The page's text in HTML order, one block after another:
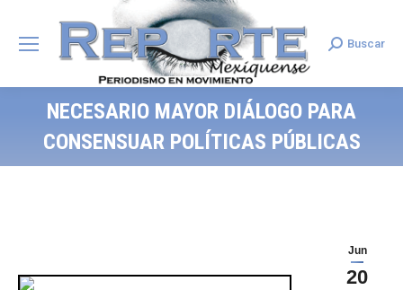
Search:
Buscar
NECESARIO MAYOR DIÁLOGO PARA
CONSENSUAR POLÍTICAS PÚBLICAS
Jun
20